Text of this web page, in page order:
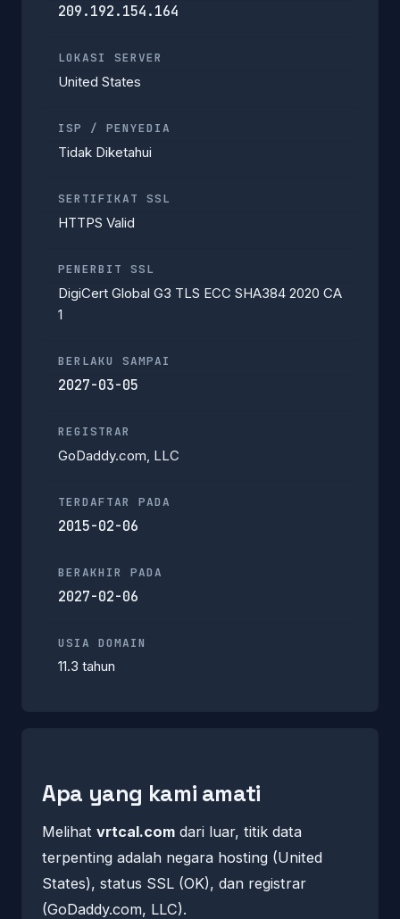
209.192.154.164
LOKASI SERVER
United States
ISP / PENYEDIA
Tidak Diketahui
SERTIFIKAT SSL
HTTPS Valid
PENERBIT SSL
DigiCert Global G3 TLS ECC SHA384 2020 CA
1
BERLAKU SAMPAI
2027-03-05
REGISTRAR
GoDaddy.com, LLC
TERDAFTAR PADA
2015-02-06
BERAKHIR PADA
2027-02-06
USIA DOMAIN
11.3 tahun
Apa yang kami amati
Melihat vrtcal.com dari luar, titik data
terpenting adalah negara hosting (United
States), status SSL (OK), dan registrar
(GoDaddy.com, LLC).